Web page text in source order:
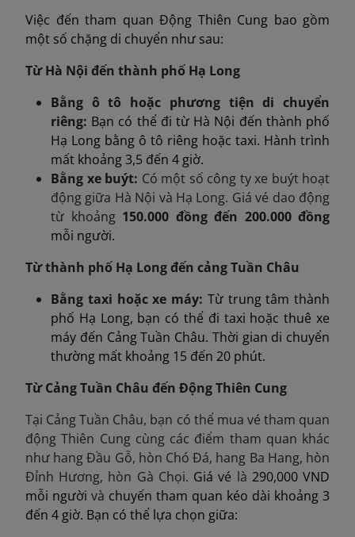
Việc đến tham quan Động Thiên Cung bao gồm
một số chặng di chuyển như sau:
Từ Hà Nội đến thành phố Hạ Long
Bằng ô tô hoặc phương tiện di chuyển
riêng: Bạn có thể đi từ Hà Nội đến thành phố
Hạ Long bằng ô tô riêng hoặc taxi. Hành trình
mất khoảng 3,5 đến 4 giờ.
Bằng xe buýt: Có một số công ty xe buýt hoạt
động giữa Hà Nội và Hạ Long. Giá vé dao động
từ khoảng 150.000 đồng đến 200.000 đồng
mỗi người.
Từ thành phố Hạ Long đến cảng Tuần Châu
Bằng taxi hoặc xe máy: Từ trung tâm thành
phố Hạ Long, bạn có thể đi taxi hoặc thuê xe
máy đến Cảng Tuần Châu. Thời gian di chuyển
thường mất khoảng 15 đến 20 phút.
Từ Cảng Tuần Châu đến Động Thiên Cung
Tại Cảng Tuần Châu, bạn có thể mua vé tham quan
động Thiên Cung cùng các điểm tham quan khác
như hang Đầu Gỗ, hòn Chó Đá, hang Ba Hang, hòn
Đỉnh Hương, hòn Gà Chọi. Giá vé là 290,000 VND
mỗi người và chuyến tham quan kéo dài khoảng 3
đến 4 giờ. Bạn có thể lựa chọn giữa: